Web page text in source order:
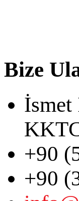
Bize
İsmet
+90
+90